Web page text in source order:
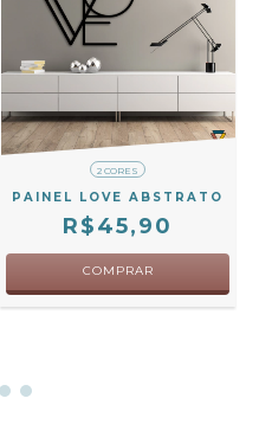
2 CORES
PAINEL LOVE ABSTRATO
R$45,90
COMPRAR